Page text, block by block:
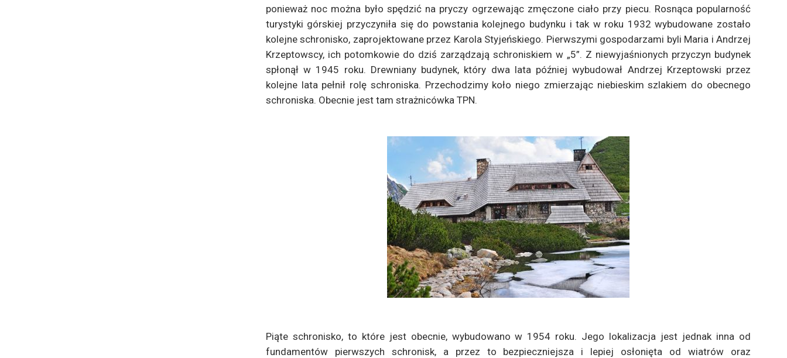
ponieważ noc można było spędzić na pryczy ogrzewając zmęczone ciało przy piecu. Rosnąca popularność
turystyki górskiej przyczyniła się do powstania kolejnego budynku i tak w roku 1932 wybudowane zostało
kolejne schronisko, zaprojektowane przez Karola Styjeńskiego. Pierwszymi gospodarzami byli Maria i Andrzej
Krzeptowscy, ich potomkowie do dziś zarządzają schroniskiem w „5”. Z niewyjaśnionych przyczyn budynek
spłonął w 1945 roku. Drewniany budynek, który dwa lata później wybudował Andrzej Krzeptowski przez
kolejne lata pełnił rolę schroniska. Przechodzimy koło niego zmierzając niebieskim szlakiem do obecnego
schroniska. Obecnie jest tam strażnicówka TPN.
Piąte schronisko, to które jest obecnie, wybudowano w 1954 roku. Jego lokalizacja jest jednak inna od
fundamentów pierwszych schronisk, a przez to bezpieczniejsza i lepiej osłonięta od wiatrów oraz